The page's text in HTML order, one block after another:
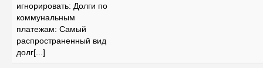
игнорировать: Долги по
коммунальным
платежам: Самый
распространенный вид
долг[...]